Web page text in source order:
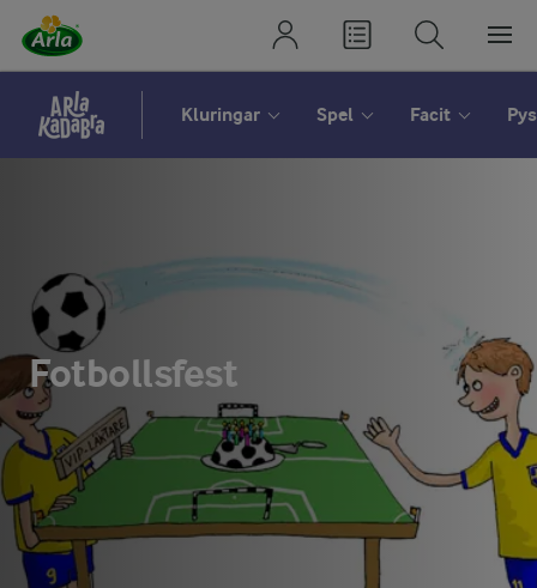
Kluringar Spel Facit
Fotbollsfest